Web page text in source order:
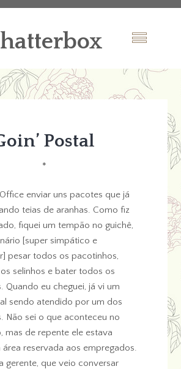
Postal
*
enviar uns pacotes que já
teias de aranhas. Como fiz
fiquei um tempão no guichê,
[super simpático e
pesar todos os pacotinhos,
selinhos e bater todos os
Quando eu cheguei, já vi um
sendo atendido por um dos
Não sei o que aconteceu no
mas de repente ele estava
área reservada aos empregados.
gerente, que veio conversar